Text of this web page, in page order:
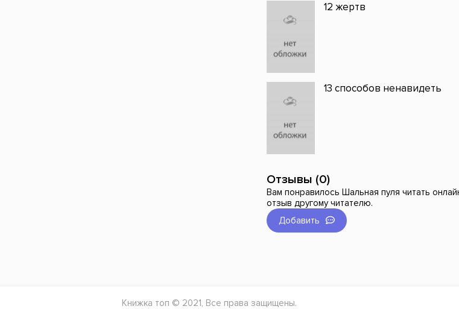
12 жертв
13 способов ненавидеть
Отзывы (0)
Вам понравилось Шальная пуля читать
отзыв другому читателю.
Добавить
Книжка топ © 2021, Все права защищены.